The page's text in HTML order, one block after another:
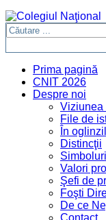
Prima pagină
CNIT 2026
Despre noi
Viziunea
File de
În
Distincţii
Simboluri
Valori
Şefi de
Foşti
De ce